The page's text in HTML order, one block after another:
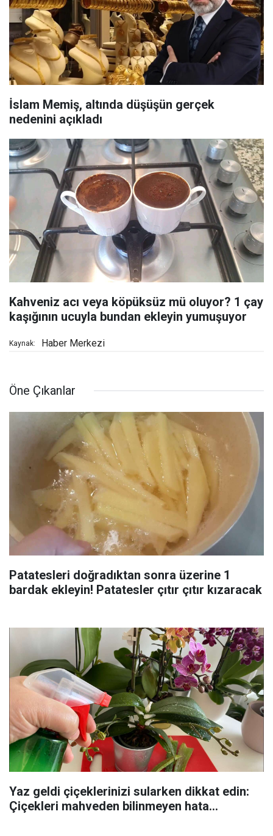
İslam Memiş, altında düşüşün gerçek
nedenini açıkladı
Kahveniz acı veya köpüksüz mü oluyor? 1 çay
kaşığının ucuyla bundan ekleyin yumuşuyor
Kaynak: Haber Merkezi
Öne Çıkanlar
Patatesleri doğradıktan sonra üzerine 1
bardak ekleyin! Patatesler çıtır çıtır kızaracak
Yaz geldi çiçeklerinizi sularken dikkat edin:
Çiçekleri mahveden bilinmeyen hata...